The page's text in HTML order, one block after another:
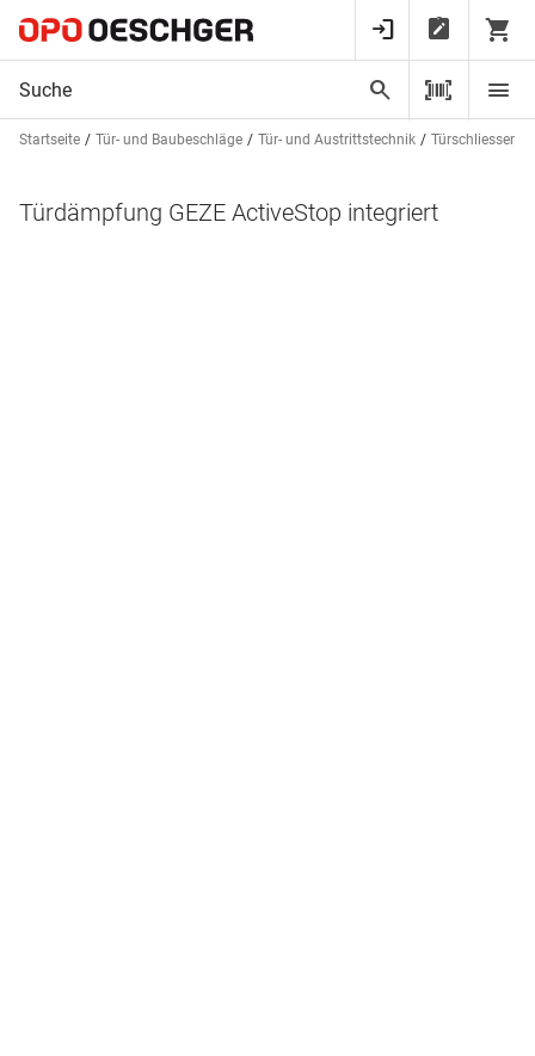
Startseite Tür- und Baubeschläge Tür- und Austrittstechnik Türschliesser
Türdämpfung GEZE ActiveStop integriert